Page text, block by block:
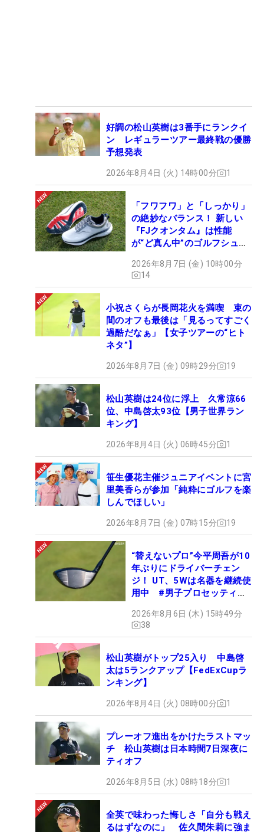
好調の松山英樹は3番手にランクイ
ン レギュラーツアー最終戦の優勝
予想発表
2026年8月4日 (火) 14時00分 1
「フワフワ」と「しっかり」
の絶妙なバランス！ 新しい
『FJクオンタム』は性能
が“ど真ん中”のゴルフシュー
2026年8月7日 (金) 10時00分
14
小祝さくらが長岡花火を満喫 束の
間のオフも最後は「見るってすごく
過酷だなぁ」【女子ツアーの“ヒト
ネタ”】
2026年8月7日 (金) 09時29分 19
松山英樹は24位に浮上 久常涼66
位、中島啓太93位【男子世界ラン
キング】
2026年8月4日 (火) 06時45分 1
笹生優花主催ジュニアイベントに宮
里美香らが参加「純粋にゴルフを楽
しんでほしい」
2026年8月7日 (金) 07時15分 19
“替えないプロ”今平周吾が10
年ぶりにドライバーチェン
ジ！ UT、5Wは名器を継続使
用中 #男子プロセッティン
2026年8月6日 (木) 15時49分
38
松山英樹がトップ25入り 中島啓
太は5ランクアップ【FedExCupラ
ンキング】
2026年8月4日 (火) 08時00分 1
プレーオフ進出をかけたラストマッ
チ 松山英樹は日本時間7日深夜に
ティオフ
2026年8月5日 (水) 08時18分 1
全英で味わった悔しさ「自分も戦え
るはずなのに」 佐久間朱莉に強ま